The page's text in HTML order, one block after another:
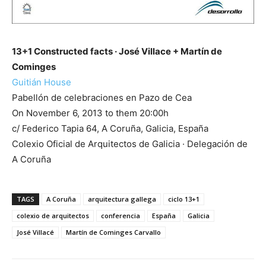
13+1 Constructed facts · José Villace + Martín de
Cominges
Guitián House
Pabellón de celebraciones en Pazo de Cea
On November 6, 2013 to them 20:00h
c/ Federico Tapia 64, A Coruña, Galicia, España
Colexio Oficial de Arquitectos de Galicia · Delegación de
A Coruña
TAGS A Coruña arquitectura gallega
ciclo 13+1
colexio de arquitectos
conferencia España
Galicia
José Villacé
Martín de Cominges Carvallo